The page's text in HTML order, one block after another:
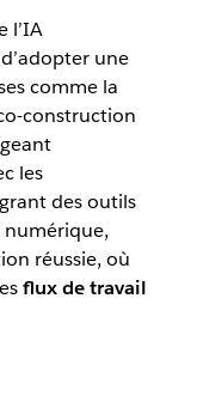
l’IA
une
comme la
construction
les
des outils
numérique,
réussie, où
flux de travail